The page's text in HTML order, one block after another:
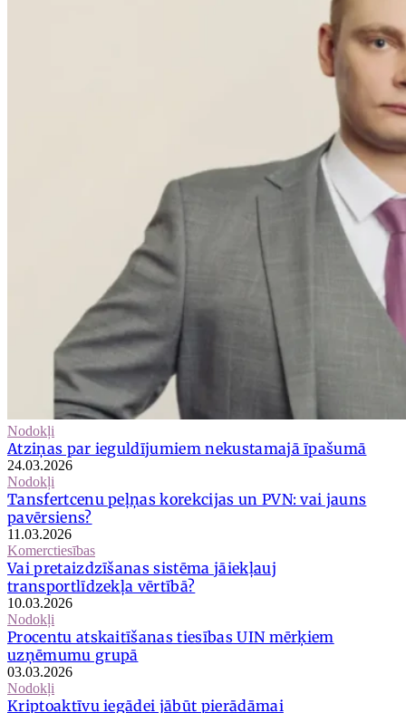
Nodokļi
Atziņas par ieguldījumiem nekustamajā īpašumā
24.03.2026
Nodokļi
Tansfertcenu peļņas korekcijas un PVN: vai jauns
pavērsiens?
11.03.2026
Komerctiesības
Vai pretaizdzīšanas sistēma jāiekļauj
transportlīdzekļa vērtībā?
10.03.2026
Nodokļi
Procentu atskaitīšanas tiesības UIN mērķiem
uzņēmumu grupā
03.03.2026
Nodokļi
Kriptoaktīvu iegādei jābūt pierādāmai